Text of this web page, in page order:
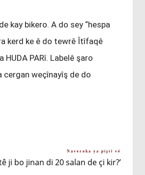
kay bikero. A do sey “hespa
kerd ke ê do tewrê Îtîfaqê
PARî. Labelê şaro
cergan weçînayîş de do
Naveroka ya piştî vê
ji bo jinan di 20 salan de çi kir?’